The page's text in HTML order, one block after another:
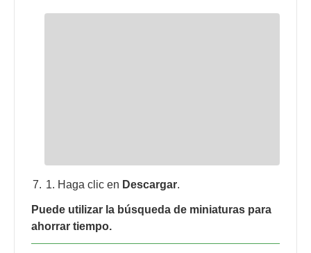
Haga clic en Descargar.
Puede utilizar la búsqueda de miniaturas para
ahorrar tiempo.